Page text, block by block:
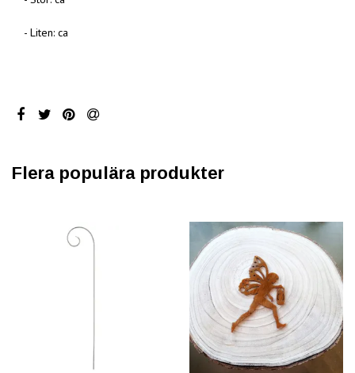
- Liten: ca
Flera populära produkter